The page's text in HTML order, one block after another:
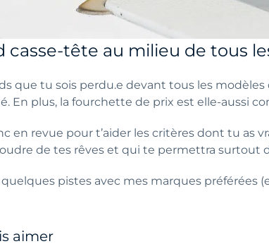
casse-tête au milieu de tous
que tu sois perdu.e devant tous les
En plus, la fourchette de prix est elle-aussi
en revue pour t’aider les critères dont tu as
de tes rêves et qui te permettra surtout
pistes avec mes marques préférées
aimer